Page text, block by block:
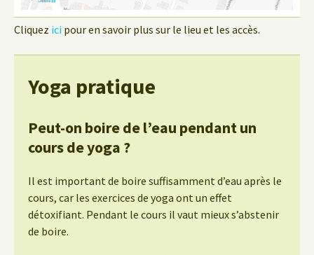
Cliquez ici pour en savoir plus sur le lieu et les accès.
Yoga pratique
Peut-on boire de l’eau pendant un
cours de yoga ?
Il est important de boire suffisamment d’eau après le
cours, car les exercices de yoga ont un effet
détoxifiant. Pendant le cours il vaut mieux s’abstenir
de boire.